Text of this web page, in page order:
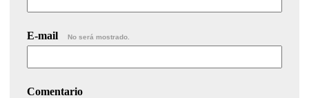
E-mail No será mostrado.
Comentario